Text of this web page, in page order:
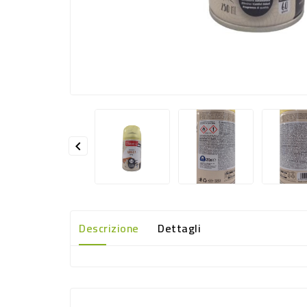

Descrizione Dettagli